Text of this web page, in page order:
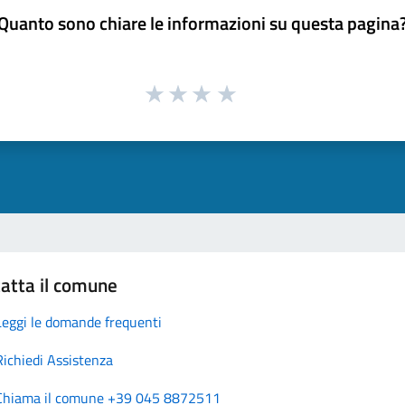
sono chiare le informazioni su questa
il comune
le domande frequenti
Assistenza
il comune +39 045 8872511